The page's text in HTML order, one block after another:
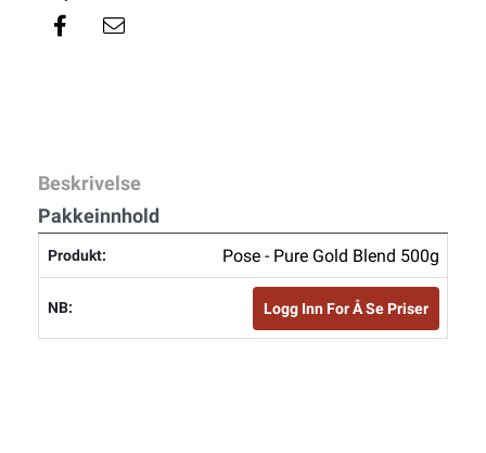
Beskrivelse
Pakkeinnhold
Pose - Pure Gold Blend 500g
Logg Inn For Å Se Priser